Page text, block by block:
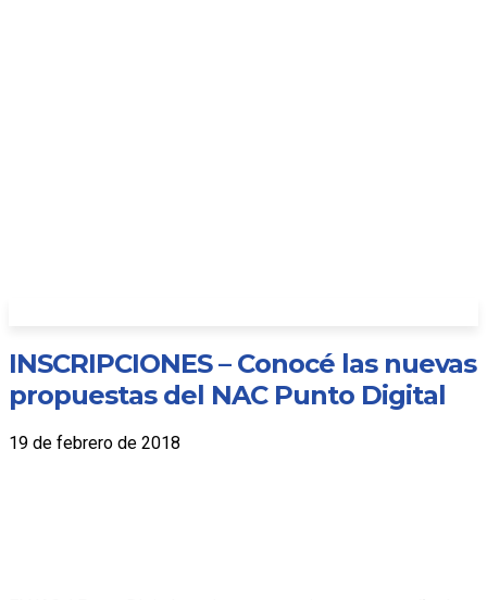
INSCRIPCIONES – Conocé las nuevas
propuestas del NAC Punto Digital
19 de febrero de 2018